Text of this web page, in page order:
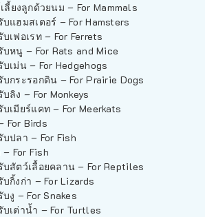
ลี้ยงลูกด้วยนม – For Mammals
บแฮมสเตอร์ – For Hamsters
เฟอเรท – For Ferrets
บหนู – For Rats and Mice
บเม่น – For Hedgehogs
บกระรอกดิน – For Prairie Dogs
ลิง – For Monkeys
บเมียร์แคท – For Meerkats
For Birds
บปลา – For Fish
For Fish
บสัตว์เลื้อยคลาน – For Reptiles
บกิ้งก่า – For Lizards
งู – For Snakes
บเต่าน้ำ – For Turtles